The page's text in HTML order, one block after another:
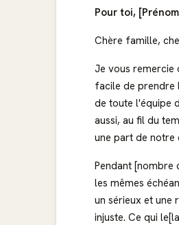
Pour toi,
Chère famille,
Je vous remercie
facile de prendre
de toute l'équipe
aussi, au fil du
une part de notre
Pendant [nombre
les mêmes
un sérieux et une
injuste. Ce qui